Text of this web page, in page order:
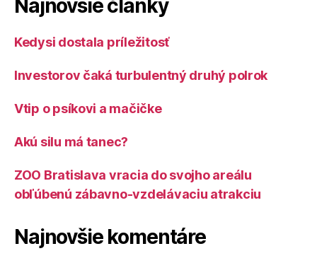
Najnovšie články
Kedysi dostala príležitosť
Investorov čaká turbulentný druhý polrok
Vtip o psíkovi a mačičke
Akú silu má tanec?
ZOO Bratislava vracia do svojho areálu
obľúbenú zábavno-vzdelávaciu atrakciu
Najnovšie komentáre